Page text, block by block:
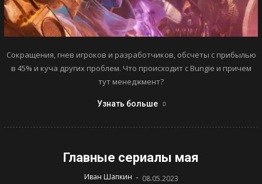
Сокращения, гнев игроков и разработчиков, обсчеты с прибылью
в 45% и куча других проблем. Что происходит с Bungie и причем
тут менеджмент?
Узнать больше
Главные сериалы мая
Иван Шапкин - 08.05.2023